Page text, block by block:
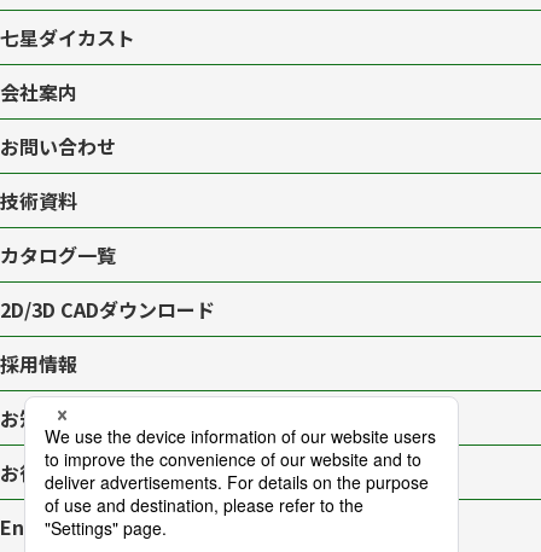
七星ダイカスト
会社案内
お問い合わせ
技術資料
カタログ一覧
2D/3D CADダウンロード
採用情報
お知らせ一覧
お役立ちブログ
English page